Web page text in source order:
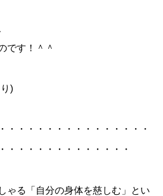
です！＾＾
)
・・・・・・・・・・・・・・・
・・・・・・・・・・・・・
ゃる「自分の身体を慈しむ」とい